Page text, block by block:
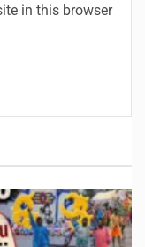
in this browser